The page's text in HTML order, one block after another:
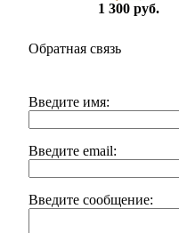
1 300 руб.
Обратная связь
Введите имя:
Введите email:
Введите сообщение: